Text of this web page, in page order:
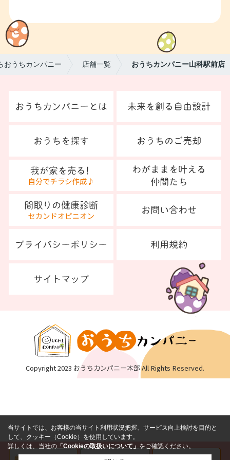
おうちカンパニー 店舗一覧 おうちカンパニー山科駅前店
Copyright 2023 おうちカンパニー本部 All Rights Reserved.
当サイトでは、お客様の当サイト利用状況把握、サービス向上検討を目的と
して、クッキー（Cookie）を使用しています。
詳しくは、当社の 「Cookieの取扱いについて」 をご確認ください。